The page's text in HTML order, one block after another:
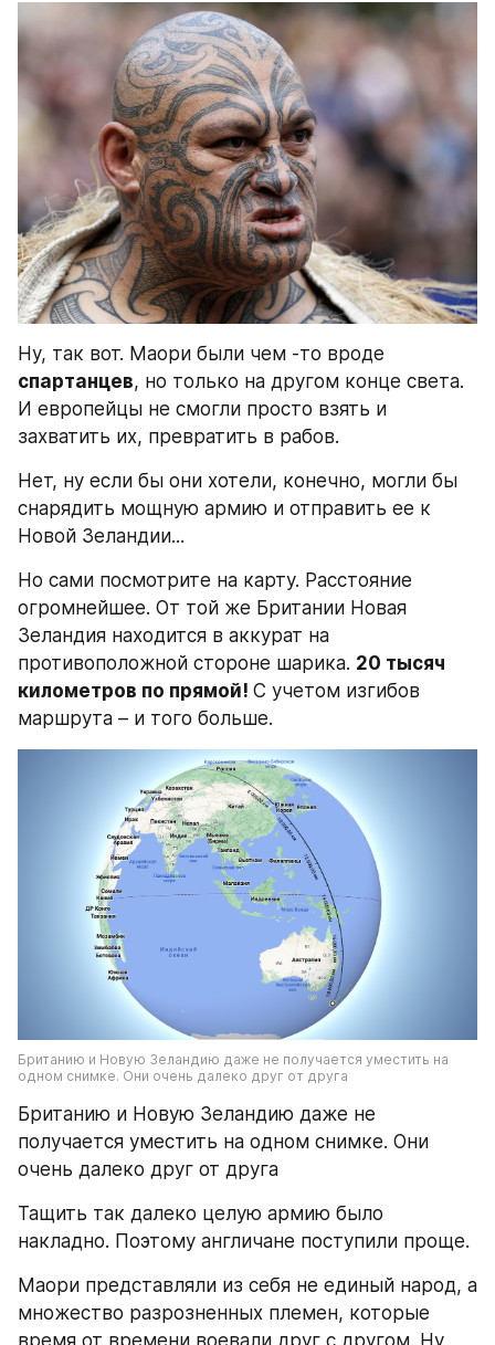
спартанцев, но только на другом конце света.
И европейцы не смогли просто взять и
захватить их, превратить в рабов.
Нет, ну если бы они хотели, конечно, могли бы
снарядить мощную армию и отправить ее к
Новой Зеландии...
Но сами посмотрите на карту. Расстояние
огромнейшее. От той же Британии Новая
Зеландия находится в аккурат на
противоположной стороне шарика. 20 тысяч
километров по прямой! С учетом изгибов
маршрута – и того больше.
Британию и Новую Зеландию даже не получается уместить на
одном снимке. Они очень далеко друг от друга
Британию и Новую Зеландию даже не
получается уместить на одном снимке. Они
очень далеко друг от друга
Тащить так далеко целую армию было
накладно. Поэтому англичане поступили проще.
Маори представляли из себя не единый народ, а
множество разрозненных племен, которые
время от времени воевали друг с другом. Ну,